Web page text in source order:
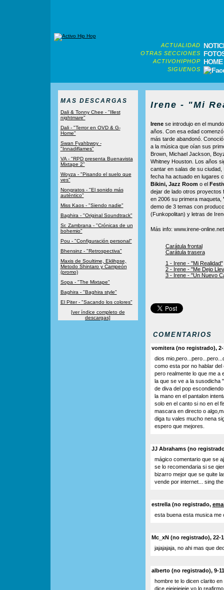
ACTUALIDAD
OTRAS SECCIONES
ACTIVOHIPHOP HOME
SIGUENOS
MAS DESCARGAS
Dali & Tonny Chee - "Illest
nightmare"
Dali - "Terror en OVD & G-
Home"
Swan Fyahbwoy -
"Innadiflames"
VA - "RPD presenta Buenavista
Mixtape 2"
Woyza - "Pisando el suelo que
ves"
Nongratos - "El sonido más
auténtico"
Miss Kaos - "Siendo nadie"
Baghira - "Original Soundtrack"
Sr. Zambrana - "Crónicas de un
bohemio"
Pou - "Configuración personal"
Bhensinz - "Retrospectiva"
Maxis de Soultime, Eklihpse,
Metodo Shintaro y Campeón
(promo)
Sopa - "The Mixtape"
Baghira - "Baghira style"
El Piter - "Sacando los colores"
[ver índice completo de
descargas]
Irene - "Mi
Irenese introdujo en el
años. Con esa edad
más tarde abandonó.
a la música que oían sus
Brown, Michael Jackson,
Whitney Houston. Los años
cantar en salas de su ciudad,
fecha ha actuado en lugares
Bikini, Jazz Room o el
dejar de lado otros proyectos
en 2006 su primera maqueta,
demo de 3 temas con
(Funkopolitan) y letras de
Más info: www.irene-online.net
Carátula frontal
Carátula trasera
1 - Irene - "Mi Realidad"
2 - Irene - "Me Dejo
3 - Irene - "Un Nuevo
COMENTARIOS
vomitera (no registrado), 2-
dios
como esta por no hablar
pero realmente lo que me a
la que se ve a la susodicha
de diva del pop
la mano en el pantalon
solo en el canto si no en el
mascara en directo o
diga tu vales mucho nena
espero que mejores.
JJ Abrahams (no
mágico comentario que se
se lo recomendaria si se
bizarro mejor que se quite
vende por internet... sing
estrella (no registrado,
esta buena esta musica me
Mc_xN (no registrado), 22-
jajajajaja, no ahi mas que
alberto (no registrado), 9-
hombre te lo dicen clarito
dice,ejejejejeje,yo lo